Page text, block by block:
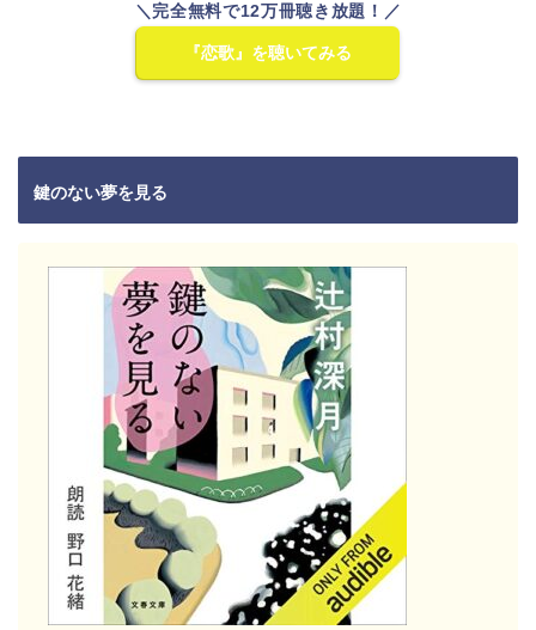
＼完全無料で12万冊聴き放題！／
『恋歌』を聴いてみる
鍵のない夢を見る